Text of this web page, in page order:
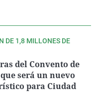
DE 1,8 MILLONES DE
del Convento de
será un nuevo
para Ciudad